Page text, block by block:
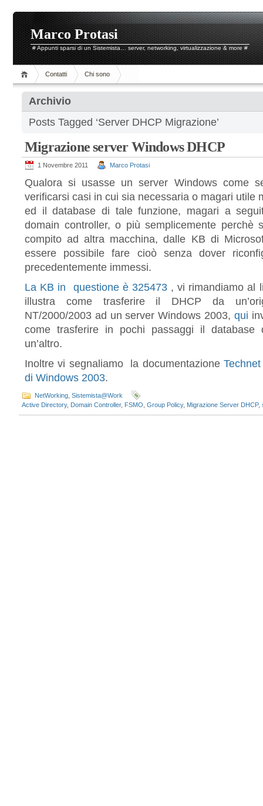
Marco Protasi
# Appunti sparsi di un Sistemista… server, networking, virtualizzazione & more #
Contatti Chi sono
Archivio
Posts Tagged ‘Server DHCP Migrazione’
Migrazione server Windows DHCP
1 Novembre 2011 Marco Protasi
Qualora si usasse un server Windows come
verificarsi casi in cui sia necessaria o magari utile
ed il database di tale funzione, magari a
domain controller, o più semplicemente perchè
compito ad altra macchina, dalle KB di
essere possibile fare cioò senza dover
precedentemente immessi.
La KB in questione è 325473, vi rimandiamo al
illustra come trasferire il DHCP da
NT/2000/2003 ad un server Windows 2003, qui
come trasferire in pochi passaggi il
un’altro.
Inoltre vi segnaliamo la documentazione
di Windows 2003.
NetWorking Sistemista@Work
Active Directory, Domain Controller, FSMO Group Policy, Migrazione Server DHCP,